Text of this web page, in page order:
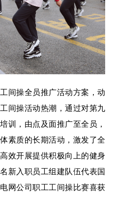
操全员推广活动方案，动
间操活动热潮，通过对第九
训，由点及面推广至全员，
素质的长期活动，激发了全
效开展提供积极向上的健身
新入职员工组建队伍代表国
网公司职工工间操比赛喜获